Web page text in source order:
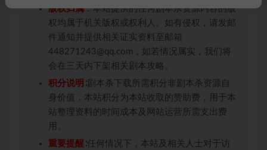
版权归属：本站提供的任何剧本杀资源内容的版
权均属于机关版权或权利人。如有侵权，请发邮
件通知并提供相关证实资料至邮箱
448271243@qq.com，如若情况属实，我们将
会在三天内下架相关剧本攻略。
积分说明 ∶剧本杀下载所需积分非剧本杀资源自
身价值，本站积分为本站收取的赞助费，用于本
站整理资料的时间成本及网站运营所需支出费
用。
重要提醒 ∶任何情况下，本站及相关人士对于访